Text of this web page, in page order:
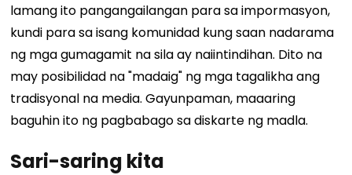
lamang ito pangangailangan para sa impormasyon,
kundi para sa isang komunidad kung saan nadarama
ng mga gumagamit na sila ay naiintindihan. Dito na
may posibilidad na "madaig" ng mga tagalikha ang
tradisyonal na media. Gayunpaman, maaaring
baguhin ito ng pagbabago sa diskarte ng madla.
Sari-saring kita